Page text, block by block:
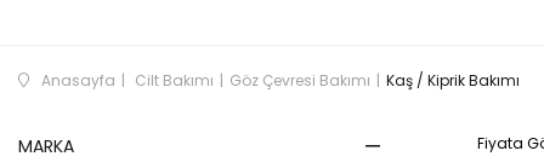
Anasayfa Cilt Bakımı Göz Çevresi Bakımı Kaş / Kiprik Bakımı
MARKA Fiyata